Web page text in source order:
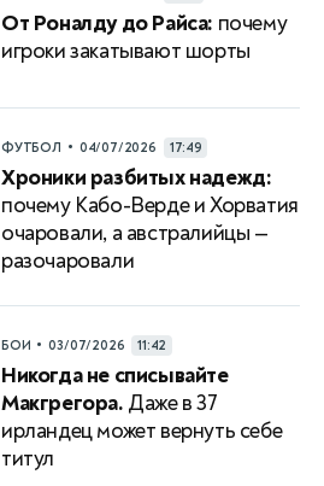
От Роналду до Райса: почему
игроки закатывают шорты
ФУТБОЛ • 04/07/2026 17:49
Хроники разбитых надежд:
почему Кабо-Верде и Хорватия
очаровали, а австралийцы —
разочаровали
БОИ • 03/07/2026 11:42
Никогда не списывайте
Макгрегора. Даже в 37
ирландец может вернуть себе
титул